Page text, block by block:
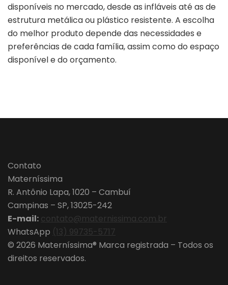
disponíveis no mercado, desde as infláveis até as de
estrutura metálica ou plástico resistente. A escolha
do melhor produto depende das necessidades e
preferências de cada família, assim como do espaço
disponível e do orçamento.
Contato
Materníssima
R. Antônio Lapa, 1020 – Cambuí
Campinas – SP, 13025-242
E-mail: contato@maternissima.com.br
WhatsApp (13) 99735-5717
© 2026 Materníssima® Marca registrada – Todos os
direitos reservados.